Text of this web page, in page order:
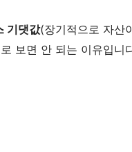
기댓값(장기적으로 자산
보면 안 되는 이유입